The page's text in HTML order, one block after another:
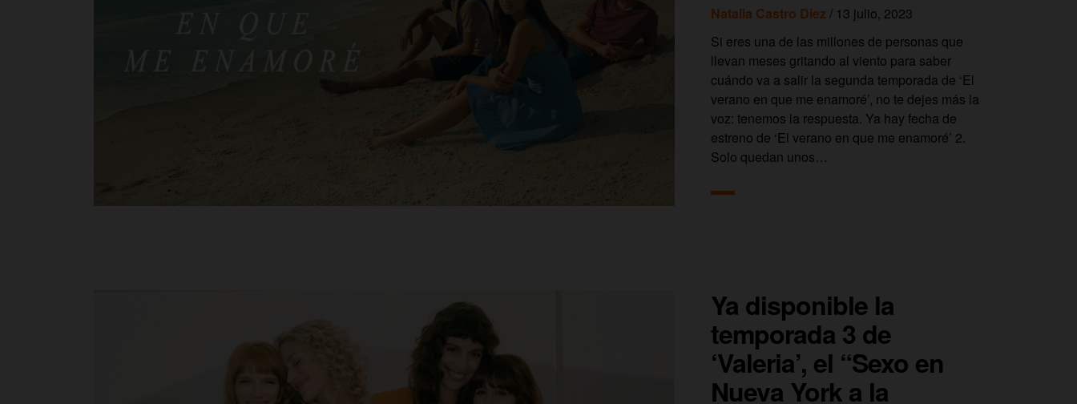
Natalia Castro Diez / 13 julio, 2023
Si eres una de las millones de personas que
llevan meses gritando al viento para saber
cuándo va a salir la segunda temporada de ‘El
verano en que me enamoré’, no te dejes más la
voz: tenemos la respuesta. Ya hay fecha de
estreno de ‘El verano en que me enamoré’ 2.
Solo quedan unos…
Ya disponible la
temporada 3 de
‘Valeria’, el “Sexo en
Nueva York a la